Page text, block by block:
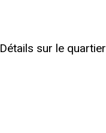
Détails sur le quartier